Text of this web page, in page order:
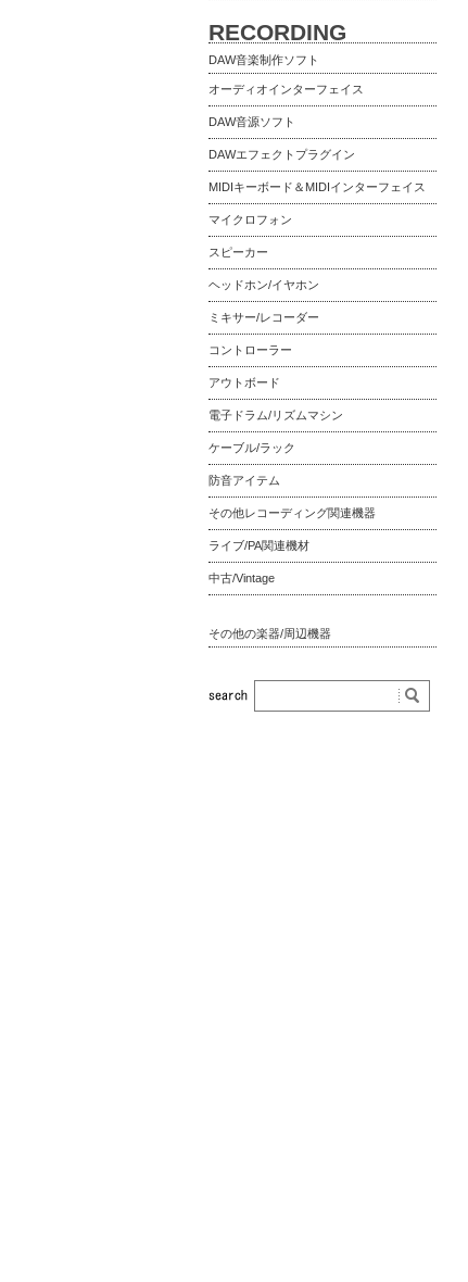
RECORDING
DAW音楽制作ソフト
オーディオインターフェイス
DAW音源ソフト
DAWエフェクトプラグイン
MIDIキーボード＆MIDIインターフェイス
マイクロフォン
スピーカー
ヘッドホン/イヤホン
ミキサー/レコーダー
コントローラー
アウトボード
電子ドラム/リズムマシン
ケーブル/ラック
防音アイテム
その他レコーディング関連機器
ライブ/PA関連機材
中古/Vintage
その他の楽器/周辺機器